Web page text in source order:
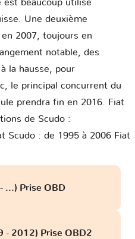
est beaucoup utilisé
Une deuxième
2007, toujours en
notable, des
la hausse, pour
le principal concurrent du
prendra fin en 2016. Fiat
de Scudo :
Scudo : de 1995 à 2006 Fiat
...) Prise OBD
- 2012) Prise OBD2